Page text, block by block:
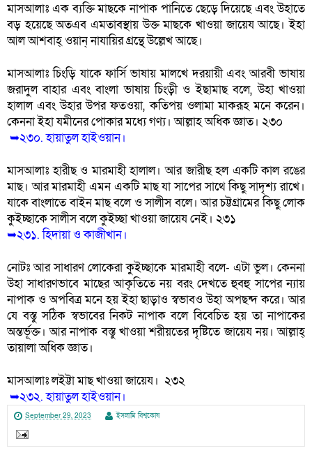
মাসআলাঃ এক ব্যক্তি মাছকে নাপাক পানিতে ছেড়ে দিয়েছে এবং উহাতে
বড় হয়েছে অতএব এমতাবস্থায় উক্ত মাছকে খাওয়া জায়েয আছে। ইহা
আল আশবাহ্ ওয়ান্ নাযায়ির গ্রন্থে উল্লেখ আছে।
মাসআলাঃ চিংড়ি যাকে ফার্সি ভাষায় মালখে দরয়ায়ী এবং আরবী ভাষায়
জরাদুল বাহার এবং বাংলা ভাষায় চিংড়ী ও ইছামাছ বলে, উহা খাওয়া
হালাল এবং উহার উপর ফতওয়া, কতিপয় ওলামা মাকরূহ মনে করেন।
কেননা ইহা যমীনের পোকার মধ্যে গণ্য। আল্লাহ অধিক জ্ঞাত। ২৩০
➥২৩০. হায়াতুল হাইওয়ান।
মাসআলাঃ হারীছ ও মারমাহী হালাল। আর জারীছ হল একটি কাল রঙের
মাছ। আর মারমাহী এমন একটি মাছ যা সাপের সাথে কিছু সাদৃশ্য রাখে।
যাকে বাংলাতে বাইন মাছ বলে ও সালীস বলে। আর চট্টগ্রামের কিছু লোক
কুইচ্ছাকে সালীস বলে কুইচ্ছা খাওয়া জায়েয নেই। ২৩১
➥২৩১. হিদায়া ও কাজীখান।
নোটঃ আর সাধারণ লোকেরা কুইচ্ছাকে মারমাহী বলে- এটা ভুল। কেননা
উহা সাধারণভাবে মাছের আকৃতিতে নয় বরং দেখতে হুবহু সাপের ন্যায়
নাপাক ও অপবিত্র মনে হয় ইহা ছাড়াও স্বভাবও উহা অপছন্দ করে। আর
যে বস্তু সঠিক স্বভাবের নিকট নাপাক বলে বিবেচিত হয় তা নাপাকের
অন্তর্ভূক্ত। আর নাপাক বস্তু খাওয়া শরীয়তের দৃষ্টিতে জায়েয নয়। আল্লাহ্
তায়ালা অধিক জ্ঞাত।
মাসআলাঃ লইট্টা মাছ খাওয়া জায়েয।  ২৩২
➥২৩২. হায়াতুল হাইওয়ান।
September 29, 2023 ইসলামি বিশ্বকোষ